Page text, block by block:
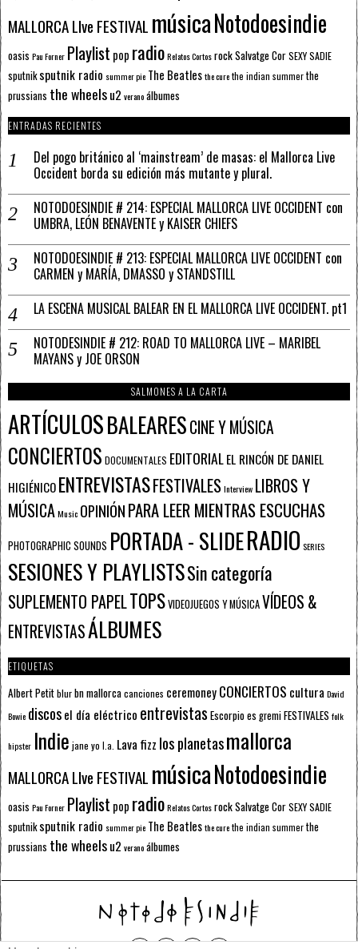
MALLORCA LIve FESTIVAL músicaNotodoesindie
oasis Pau Forner Playlist pop radioRelatos CortosrockSalvatge CorSEXY SADIE
sputnik sputnik radio summer pie The Beatlesthe curethe indian summerthe
prussians the wheelsu2 veranoálbumes
ENTRADAS RECIENTES
Del pogo británico al ‘mainstream’ de masas: el Mallorca Live
Occident borda su edición más mutante y plural.
NOTODOESINDIE # 214: ESPECIAL MALLORCA LIVE OCCIDENT con
UMBRA, LEÓN BENAVENTE y KAISER CHIEFS
NOTODOESINDIE # 213: ESPECIAL MALLORCA LIVE OCCIDENT con
CARMEN y MARÍA, DMASSO y STANDSTILL
LA ESCENA MUSICAL BALEAR EN EL MALLORCA LIVE OCCIDENT. pt1
NOTODESINDIE # 212: ROAD TO MALLORCA LIVE – MARIBEL
MAYANS y JOE ORSON
SALMONES A LA CARTA
ARTÍCULOSBALEARESCINE Y MÚSICA
CONCIERTOS DOCUMENTALES EDITORIALEL RINCÓN DE DANIEL
HIGIÉNICOENTREVISTASFESTIVALESInterview LIBROS Y
MÚSICAMusic OPINIÓNPARA LEER MIENTRAS ESCUCHAS
PHOTOGRAPHIC SOUNDS PORTADA - SLIDERADIO SERIES
SESIONES Y PLAYLISTSSin categoría
SUPLEMENTO PAPELTOPSVIDEOJUEGOS Y MÚSICAVÍDEOS &
ENTREVISTASÁLBUMES
ETIQUETAS
Albert Petitblurbn mallorcacanciones ceremoneyCONCIERTOS cultura David
Bowie discosel día eléctrico entrevistas Escorpioes gremiFESTIVALES folk
hipster Indie jane yo l.a. Lava fizz los planetasmallorca
MALLORCA LIve FESTIVAL músicaNotodoesindie
oasis Pau Forner Playlist pop radioRelatos CortosrockSalvatge CorSEXY SADIE
sputnik sputnik radio summer pie The Beatlesthe curethe indian summerthe
prussians the wheelsu2 veranoálbumes